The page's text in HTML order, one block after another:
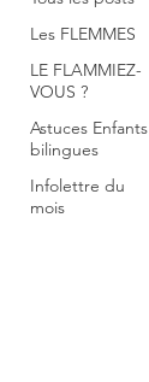
Les FLEMMES
LE FLAMMIEZ-
VOUS ?
Astuces Enfants
bilingues
Infolettre du
mois